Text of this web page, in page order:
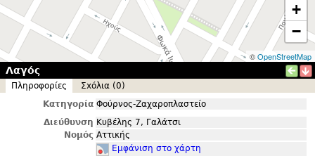
+
−
©OpenStreetMap
Λαγός
Πληροφορίες
Σxόλια (0)
Κατηγορία Φούρνος-Ζαχαροπλαστείο
Διεύθυνση Κυβέλης 7, Γαλάτσι
Νομός Αττικής
Εμφάνιση στο χάρτη